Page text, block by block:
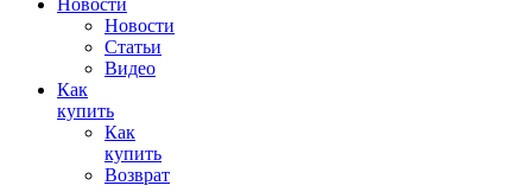
Новости
Новости
Статьи
Видео
Как
купить
Как
купить
Возврат